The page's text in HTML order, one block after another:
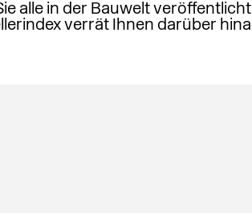
alle in der Bauwelt
verrät Ihnen darüber